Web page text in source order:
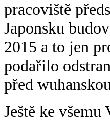
pracoviště
Japonsku
2015 a to jen
podařilo
před
Ještě ke